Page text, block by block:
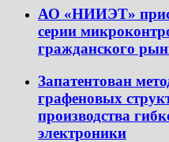
АО «НИИЭТ»
серии
гражданского
Запатентован
графеновых
производства
электроники